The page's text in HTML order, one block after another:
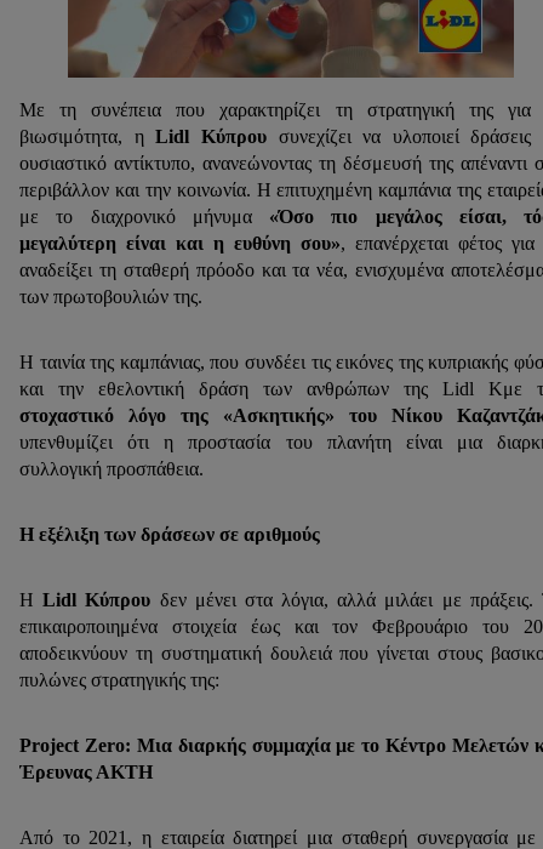
Με τη συνέπεια που χαρακτηρίζει τη στρατηγική της για
βιωσιμότητα, ηLidl Κύπρουσυνεχίζει να υλοποιεί δράσεις
ουσιαστικό αντίκτυπο, ανανεώνοντας τη δέσμευσή της απέναντι
περιβάλλον και την κοινωνία. Η επιτυχημένη καμπάνια της
με το διαχρονικό μήνυμα «Όσο πιο μεγάλος είσαι,
μεγαλύτερη είναι και η ευθύνη σου», επανέρχεται φέτος για
αναδείξει τη σταθερή πρόοδο και τα νέα, ενισχυμένα
των πρωτοβουλιών της.
Η ταινία της καμπάνιας, που συνδέει τις εικόνες της κυπριακής
και την εθελοντική δράση των ανθρώπων της Lidl Κμε
στοχαστικό λόγο της «Ασκητικής» του Νίκου
υπενθυμίζει ότι η προστασία του πλανήτη είναι μια
συλλογική προσπάθεια.
Η εξέλιξη των δράσεων σε αριθμούς
ΗLidl Κύπρου δεν μένει στα λόγια, αλλά μιλάει με πράξεις.
επικαιροποιημένα στοιχεία έως και τον Φεβρουάριο του
αποδεικνύουν τη συστηματική δουλειά που γίνεται στους
πυλώνες στρατηγικής της:
Project Zero: Μια διαρκής συμμαχία με το Κέντρο Μελετών
Έρευνας ΑΚΤΗ
Από το 2021, η εταιρεία διατηρεί μια σταθερή συνεργασία με